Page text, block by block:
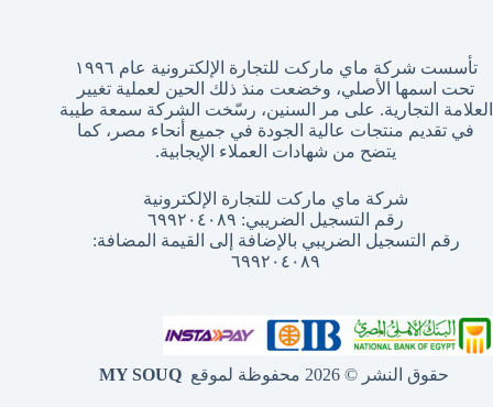
تأسست شركة ماي ماركت للتجارة الإلكترونية عام ١٩٩٦
تحت اسمها الأصلي، وخضعت منذ ذلك الحين لعملية تغيير
العلامة التجارية. على مر السنين، رسّخت الشركة سمعة طيبة
في تقديم منتجات عالية الجودة في جميع أنحاء مصر، كما
يتضح من شهادات العملاء الإيجابية.
شركة ماي ماركت للتجارة الإلكترونية
رقم التسجيل الضريبي: ٦٩٩٢٠٤٠٨٩
رقم التسجيل الضريبي بالإضافة إلى القيمة المضافة:
٦٩٩٢٠٤٠٨٩
حقوق النشر © 2026 محفوظة لموقع MY SOUQ